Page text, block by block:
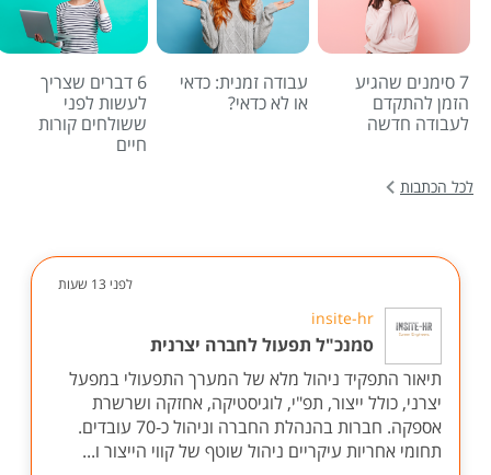
7 סימנים שהגיע
הזמן להתקדם
לעבודה חדשה
עבודה זמנית: כדאי
או לא כדאי?
6 דברים שצריך
לעשות לפני
ששולחים קורות
חיים
לכל הכתבות
לפני 13 שעות
insite-hr
סמנכ"ל תפעול לחברה יצרנית
תיאור התפקיד ניהול מלא של המערך התפעולי במפעל
יצרני, כולל ייצור, תפ"י, לוגיסטיקה, אחזקה ושרשרת
אספקה. חברות בהנהלת החברה וניהול כ-70 עובדים.
תחומי אחריות עיקריים ניהול שוטף של קווי הייצור ו...